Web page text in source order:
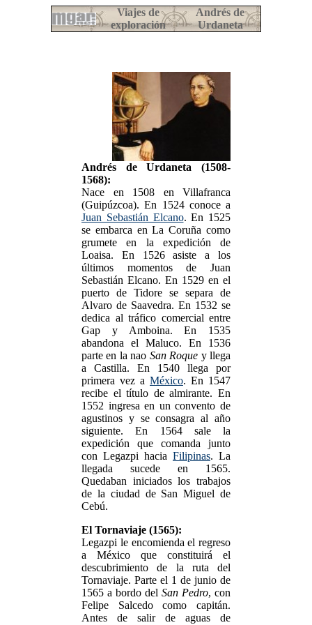
Viajes de
exploración
Andrés de
Urdaneta
Andrés de Urdaneta (1508-
1568):
Nace en 1508 en Villafranca
(Guipúzcoa). En 1524 conoce a
Juan Sebastián Elcano. En 1525
se embarca en La Coruña como
grumete en la expedición de
Loaisa. En 1526 asiste a los
últimos momentos de Juan
Sebastián Elcano. En 1529 en el
puerto de Tidore se separa de
Alvaro de Saavedra. En 1532 se
dedica al tráfico comercial entre
Gap y Amboina. En 1535
abandona el Maluco. En 1536
parte en la nao San Roque y llega
a Castilla. En 1540 llega por
primera vez a México. En 1547
recibe el título de almirante. En
1552 ingresa en un convento de
agustinos y se consagra al año
siguiente. En 1564 sale la
expedición que comanda junto
con Legazpi hacia Filipinas. La
llegada sucede en 1565.
Quedaban iniciados los trabajos
de la ciudad de San Miguel de
Cebú.
El Tornaviaje (1565):
Legazpi le encomienda el regreso
a México que constituirá el
descubrimiento de la ruta del
Tornaviaje. Parte el 1 de junio de
1565 a bordo del San Pedro, con
Felipe Salcedo como capitán.
Antes de salir de aguas de